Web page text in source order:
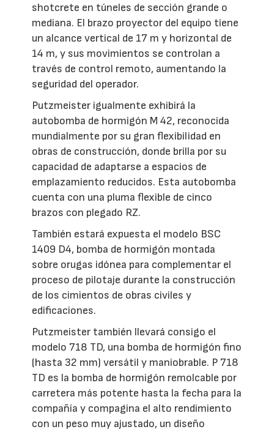
shotcrete en túneles de sección grande o
mediana. El brazo proyector del equipo tiene
un alcance vertical de 17 m y horizontal de
14 m, y sus movimientos se controlan a
través de control remoto, aumentando la
seguridad del operador.
Putzmeister igualmente exhibirá la
autobomba de hormigón M 42, reconocida
mundialmente por su gran flexibilidad en
obras de construcción, donde brilla por su
capacidad de adaptarse a espacios de
emplazamiento reducidos. Esta autobomba
cuenta con una pluma flexible de cinco
brazos con plegado RZ.
También estará expuesta el modelo BSC
1409 D4, bomba de hormigón montada
sobre orugas idónea para complementar el
proceso de pilotaje durante la construcción
de los cimientos de obras civiles y
edificaciones.
Putzmeister también llevará consigo el
modelo 718 TD, una bomba de hormigón fino
(hasta 32 mm) versátil y maniobrable. P 718
TD es la bomba de hormigón remolcable por
carretera más potente hasta la fecha para la
compañía y compagina el alto rendimiento
con un peso muy ajustado, un diseño